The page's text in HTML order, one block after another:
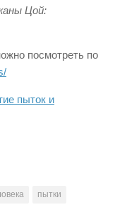
Цой:
посмотреть по
пыток и
пытки